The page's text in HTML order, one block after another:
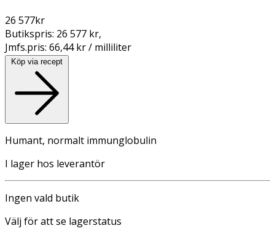
26 577kr
Butikspris: 26 577 kr,
Jmfs.pris: 66,44 kr / milliliter
Köp via recept
Humant, normalt immunglobulin
I lager hos leverantör
Ingen vald butik
Välj för att se lagerstatus